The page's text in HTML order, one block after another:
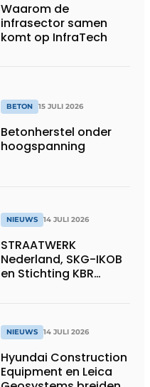
Waarom de
infrasector samen
komt op InfraTech
BETON 15 JULI 2026
Betonherstel onder
hoogspanning
NIEUWS 14 JULI 2026
STRAATWERK
Nederland, SKG-IKOB
en Stichting KBR
voor één landelijke
kwaliteitsregeling
voor straatwerk
NIEUWS 14 JULI 2026
Hyundai Construction
Equipment en Leica